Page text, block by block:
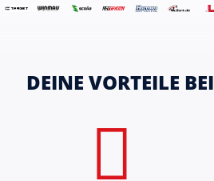
DEINE VORTEILE BEI